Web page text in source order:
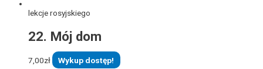
lekcje rosyjskiego
22. Mój dom
7,00zł Wykup dostęp!